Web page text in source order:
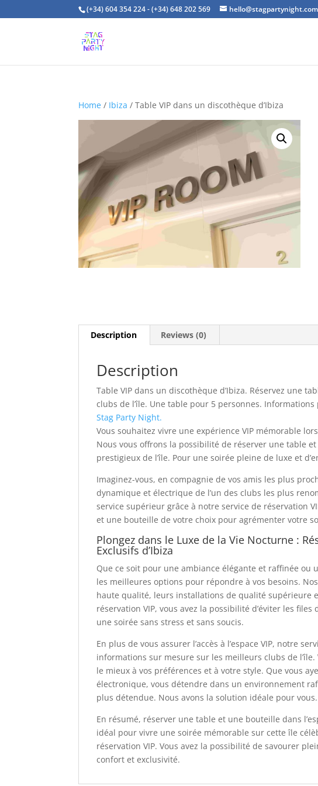
(+34) 604 354 224 - (+34) 648 202 569 hello@stagpartynight.com
Home / Ibiza / Table VIP dans un discothèque d’Ibiza
Description Reviews (0)
Description
Table VIP dans un discothèque d’Ibiza. Réservez une
clubs de l’île. Une table pour 5 personnes.
Stag Party Night.
Vous souhaitez vivre une expérience VIP mémorable
Nous vous offrons la possibilité de réserver une table
prestigieux de l’île. Pour une soirée pleine de luxe et
Imaginez-vous, en compagnie de vos amis les plus
dynamique et électrique de l’un des clubs les plus
service supérieur grâce à notre service de réservation
et une bouteille de votre choix pour agrémenter votre
Plongez dans le Luxe de la Vie Nocturne :
Exclusifs d’Ibiza
Que ce soit pour une ambiance élégante et raffinée ou
les meilleures options pour répondre à vos besoins.
haute qualité, leurs installations de qualité supérieure
réservation VIP, vous avez la possibilité d’éviter les
une soirée sans stress et sans soucis.
En plus de vous assurer l’accès à l’espace VIP, notre
informations sur mesure sur les meilleurs clubs de
le mieux à vos préférences et à votre style. Que vous
électronique, vous détendre dans un environnement
plus détendue. Nous avons la solution idéale pour vous.
En résumé, réserver une table et une bouteille dans
idéal pour vivre une soirée mémorable sur cette île
réservation VIP. Vous avez la possibilité de savourer
confort et exclusivité.